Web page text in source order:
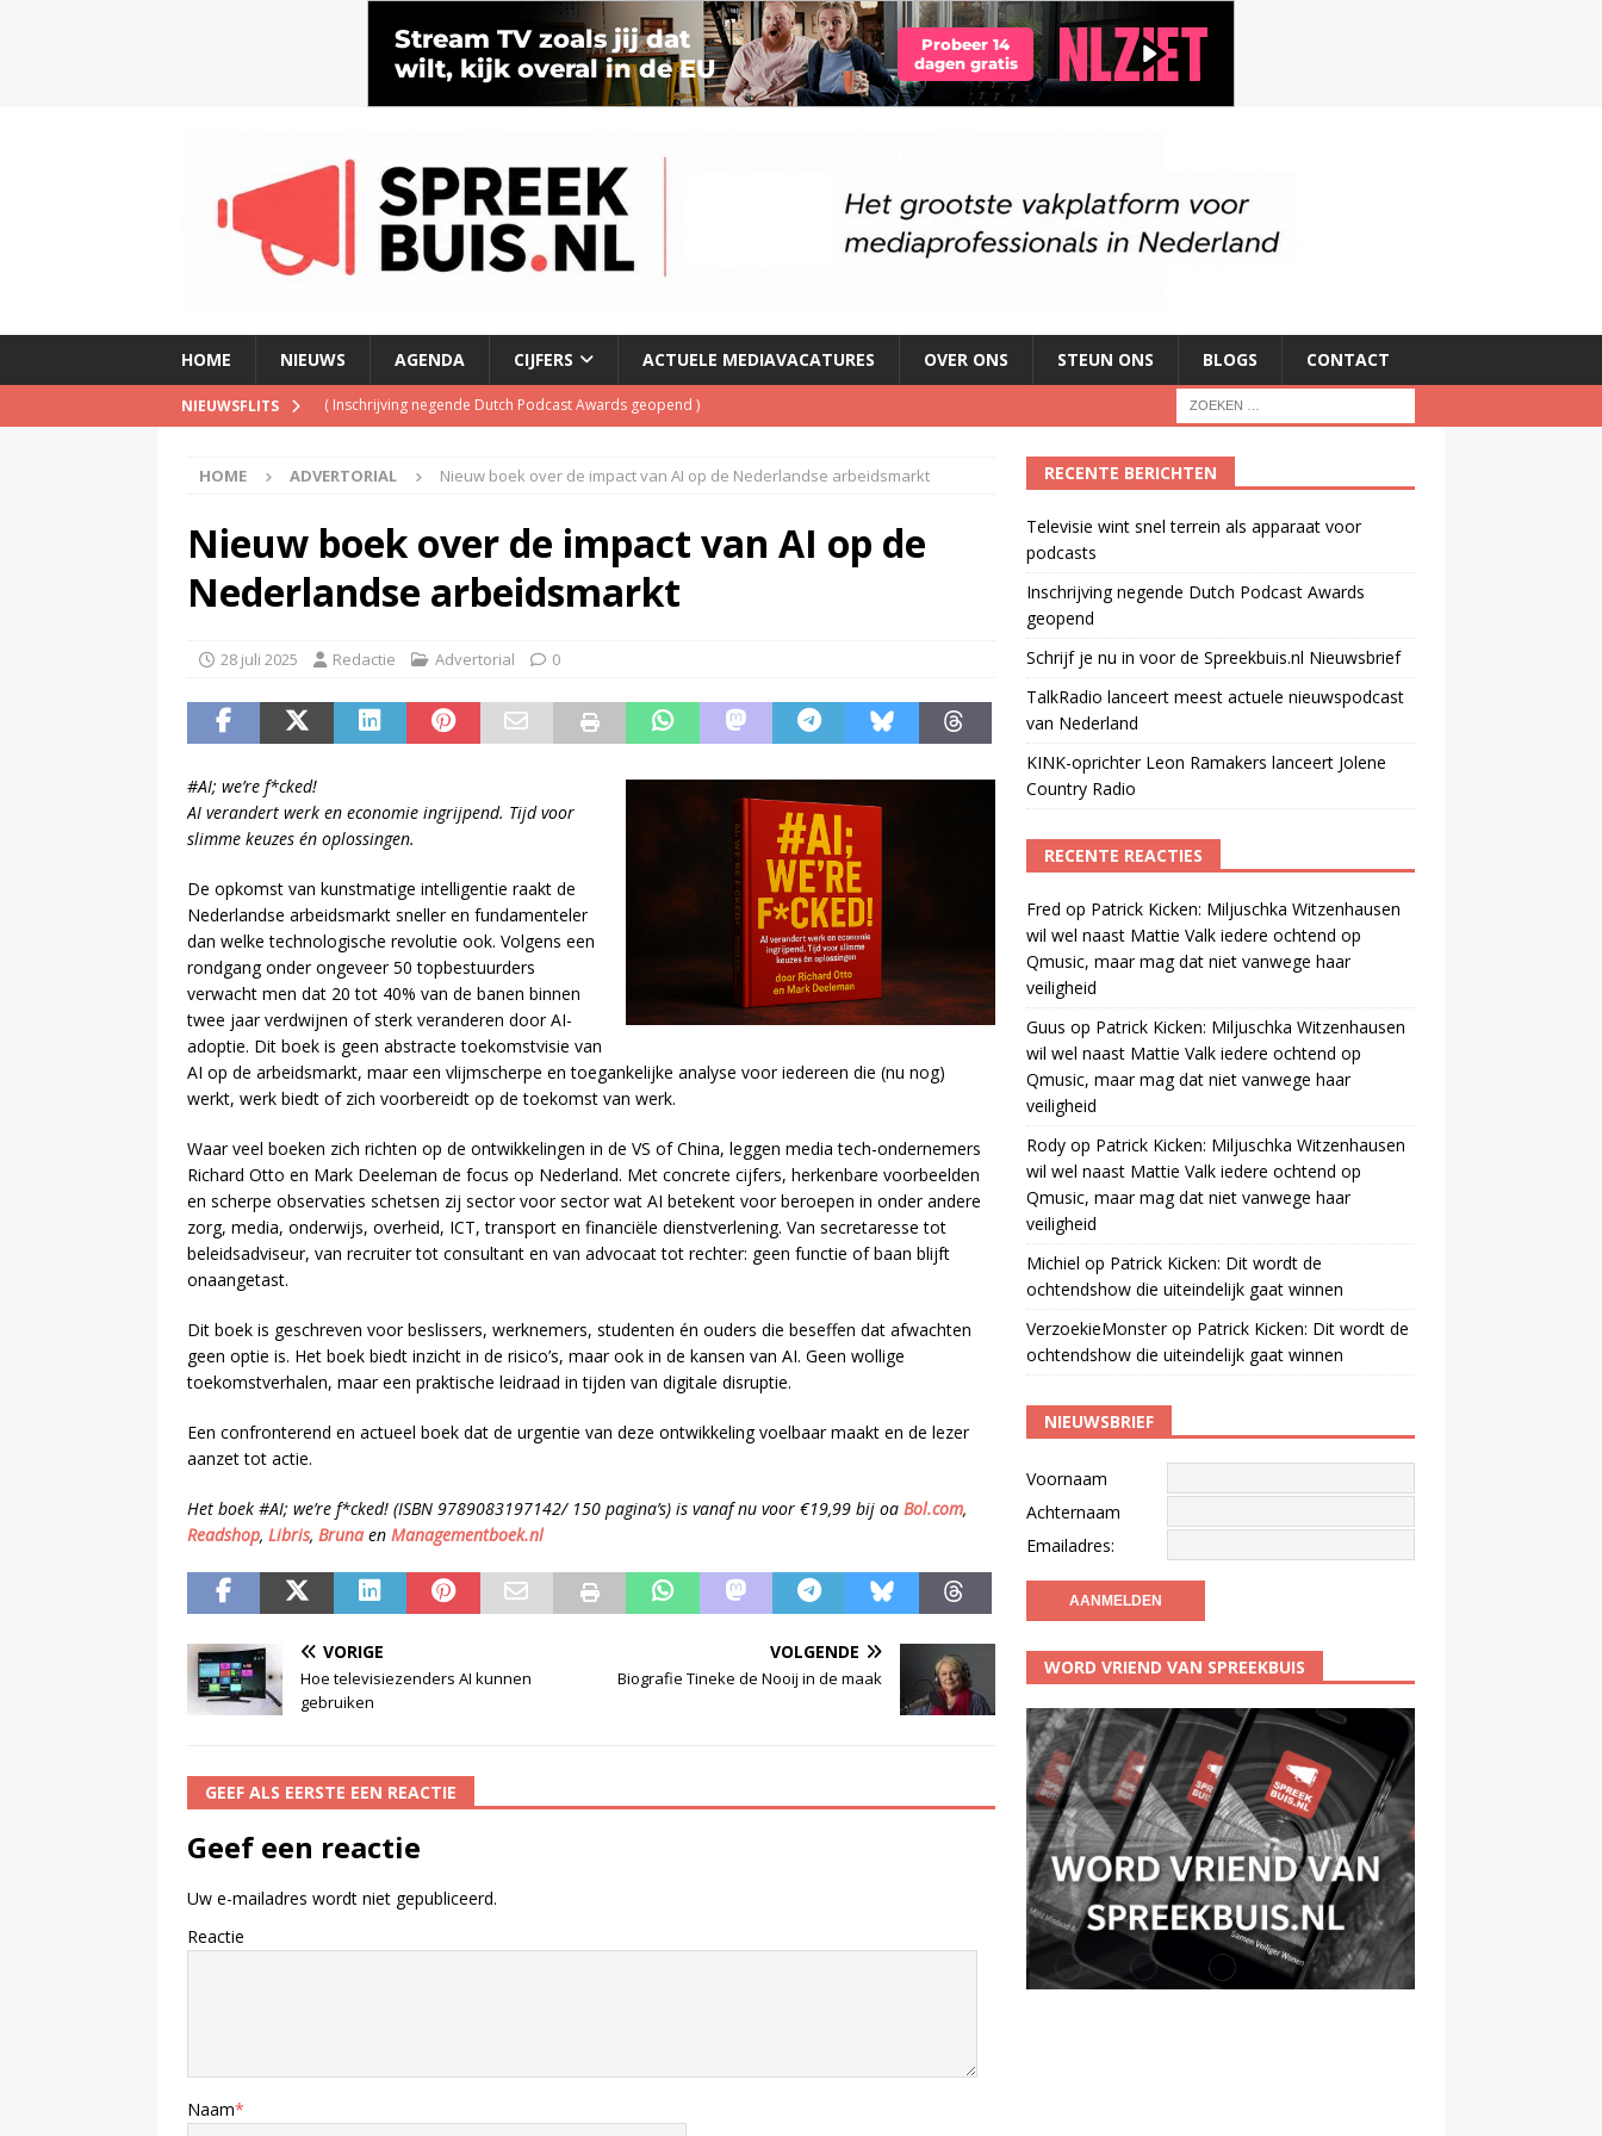
HOME NIEUWS AGENDA CIJFERS ACTUELE MEDIAVACATURES OVER ONS STEUN ONS BLOGS CONTACT
NIEUWSFLITS ( Inschrijving negende Dutch Podcast Awards geopend )
( Schrijf je nu in voor de Spreekbuis.nl Nieuwsbrief)
(Televisie wint snel terrein als apparaat voor podcasts
HOME ADVERTORIAL Nieuw boek over de impact van AI op de Nederlandse arbeidsmarkt
Nieuw boek over de impact van AI op de
Nederlandse arbeidsmarkt
28 juli 2025 Redactie Advertorial 0
#AI; we’re f*cked!
AI verandert werk en economie ingrijpend. Tijd voor
slimme keuzes én oplossingen.
De opkomst van kunstmatige intelligentie raakt de
Nederlandse arbeidsmarkt sneller en fundamenteler
dan welke technologische revolutie ook. Volgens een
rondgang onder ongeveer 50 topbestuurders
verwacht men dat 20 tot 40% van de banen binnen
twee jaar verdwijnen of sterk veranderen door AI-
adoptie. Dit boek is geen abstracte toekomstvisie van
AI op de arbeidsmarkt, maar een vlijmscherpe en toegankelijke analyse voor iedereen die (nu nog)
werkt, werk biedt of zich voorbereidt op de toekomst van werk.
Waar veel boeken zich richten op de ontwikkelingen in de VS of China, leggen media tech-ondernemers
Richard Otto en Mark Deeleman de focus op Nederland. Met concrete cijfers, herkenbare voorbeelden
en scherpe observaties schetsen zij sector voor sector wat AI betekent voor beroepen in onder andere
zorg, media, onderwijs, overheid, ICT, transport en financiële dienstverlening. Van secretaresse tot
beleidsadviseur, van recruiter tot consultant en van advocaat tot rechter: geen functie of baan blijft
onaangetast.
Dit boek is geschreven voor beslissers, werknemers, studenten én ouders die beseffen dat afwachten
geen optie is. Het boek biedt inzicht in de risico’s, maar ook in de kansen van AI. Geen wollige
toekomstverhalen, maar een praktische leidraad in tijden van digitale disruptie.
Een confronterend en actueel boek dat de urgentie van deze ontwikkeling voelbaar maakt en de lezer
aanzet tot actie.
Het boek #AI; we’re f*cked! (ISBN 9789083197142/ 150 pagina’s) is vanaf nu voor €19,99 bij oa Bol.com,
Readshop, Libris, Bruna en Managementboek.nl
VORIGE
Hoe televisiezenders AI kunnen
gebruiken
VOLGENDE
Biografie Tineke de Nooij in de maak
GEEF ALS EERSTE EEN REACTIE
Geef een reactie
Uw e-mailadres wordt niet gepubliceerd.
Reactie
Naam*
RECENTE BERICHTEN
Televisie wint snel terrein als apparaat voor
podcasts
Inschrijving negende Dutch Podcast Awards
geopend
Schrijf je nu in voor de Spreekbuis.nl Nieuwsbrief
TalkRadio lanceert meest actuele nieuwspodcast
van Nederland
KINK-oprichter Leon Ramakers lanceert Jolene
Country Radio
RECENTE REACTIES
Fred op Patrick Kicken: Miljuschka Witzenhausen
wil wel naast Mattie Valk iedere ochtend op
Qmusic, maar mag dat niet vanwege haar
veiligheid
Guus op Patrick Kicken: Miljuschka Witzenhausen
wil wel naast Mattie Valk iedere ochtend op
Qmusic, maar mag dat niet vanwege haar
veiligheid
Rodyop Patrick Kicken: Miljuschka Witzenhausen
wil wel naast Mattie Valk iedere ochtend op
Qmusic, maar mag dat niet vanwege haar
veiligheid
Michiel op Patrick Kicken: Dit wordt de
ochtendshow die uiteindelijk gaat winnen
VerzoekieMonsterop Patrick Kicken: Dit wordt de
ochtendshow die uiteindelijk gaat winnen
NIEUWSBRIEF
Voornaam
Achternaam
Emailadres:
WORD VRIEND VAN SPREEKBUIS